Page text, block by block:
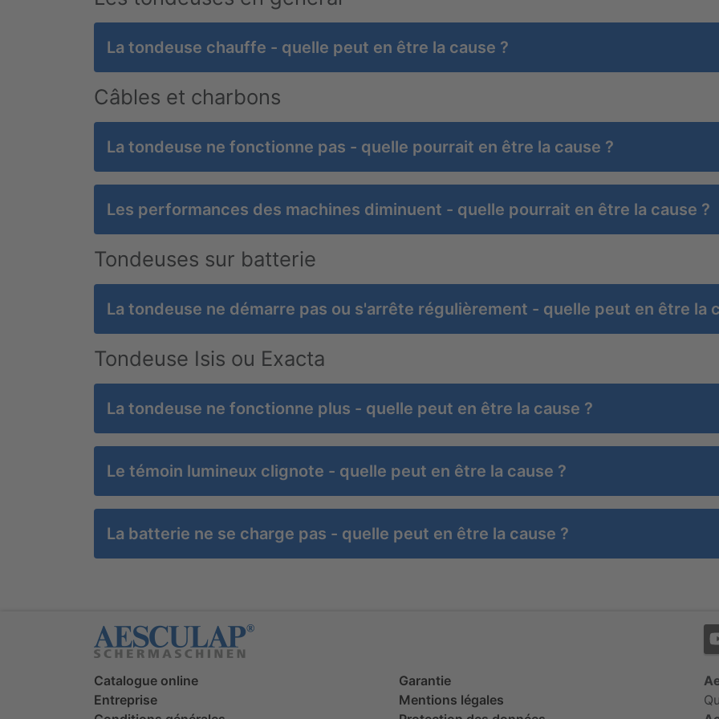
La tondeuse chauffe - quelle peut en être la cause ?
Câbles et charbons
La tondeuse ne fonctionne pas - quelle pourrait en être la cause ?
Les performances des machines diminuent - quelle pourrait en être la cause ?
Tondeuses sur batterie
La tondeuse ne démarre pas ou s'arrête régulièrement - quelle peut en être la
Tondeuse Isis ou Exacta
La tondeuse ne fonctionne plus - quelle peut en être la cause ?
Le témoin lumineux clignote - quelle peut en être la cause ?
La batterie ne se charge pas - quelle peut en être la cause ?
Catalogue online
Entreprise
Garantie
Mentions légales